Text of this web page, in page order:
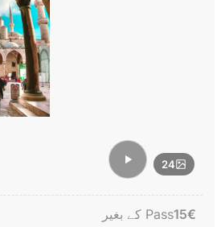
24
€
15Pass کے بغیر